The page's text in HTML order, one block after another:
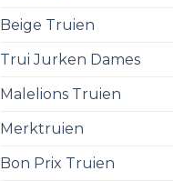
Beige Truien
Trui Jurken Dames
Malelions Truien
Merktruien
Bon Prix Truien